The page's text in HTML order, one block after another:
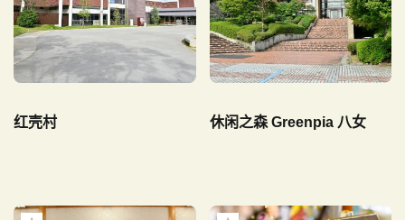
红壳村 休闲之森 Greenpia 八女